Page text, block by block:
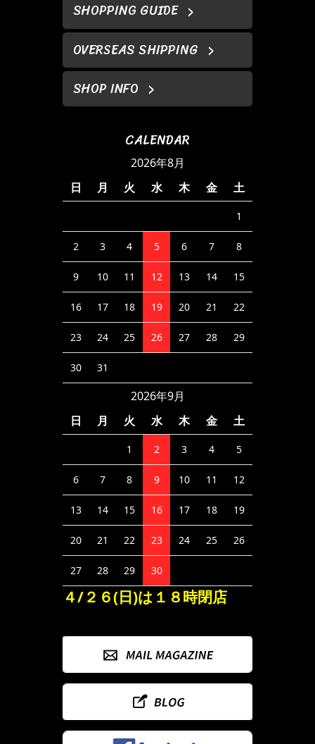
SHOPPING GUIDE
OVERSEAS SHIPPING
SHOP INFO
CALENDAR
2026年8月
日
月 火 水 木 金 土
1
2 3 4 5 6 7 8
9 10 11 12 13 14 15
16 17 18 19 20 21 22
23 24 25 26 27 28 29
30 31
2026年9月
日
月 火 水 木 金 土
1 2 3 4 5
6 7 8 9 10 11 12
13 14 15 16 17 18 19
20 21 22 23 24 25 26
27 28 29 30
４/２６(日)は１８時閉店